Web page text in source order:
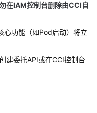
在IAM控制台删除由CCI自
心功能（如Pod启动）将立
建委托API或在CCI控制台